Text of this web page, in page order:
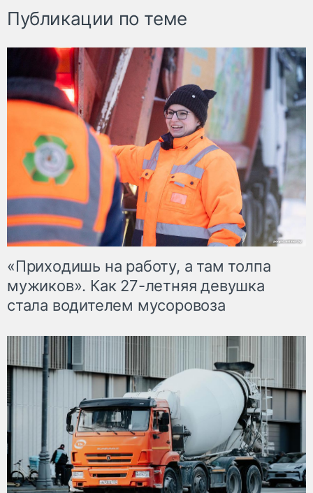
Публикации по теме
«Приходишь на работу, а там толпа
мужиков». Как 27-летняя девушка
стала водителем мусоровоза